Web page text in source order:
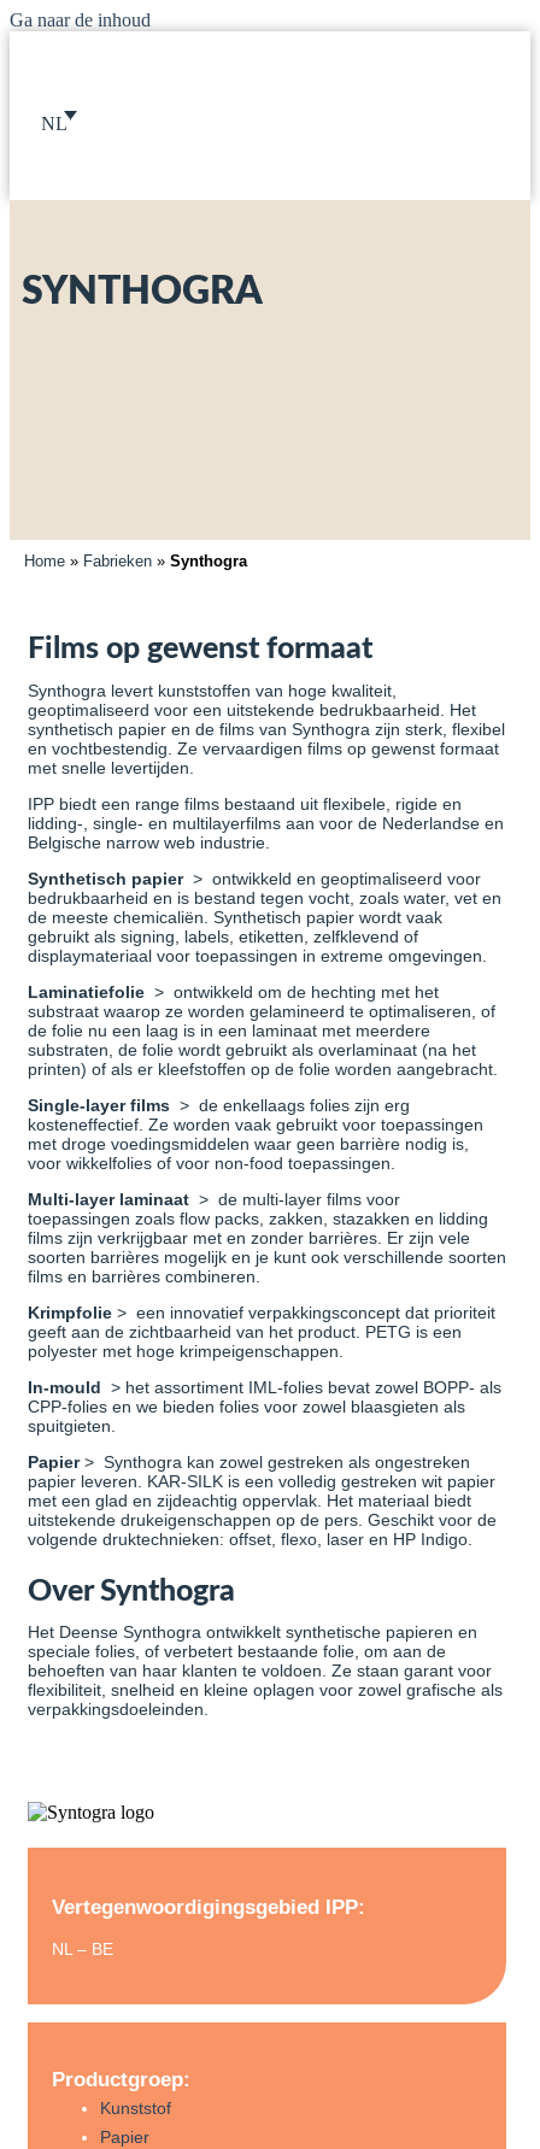
Ga naar de inhoud
NL
SYNTHOGRA
Home » Fabrieken » Synthogra
Films op gewenst formaat
Synthogra levert kunststoffen van hoge kwaliteit,
geoptimaliseerd voor een uitstekende bedrukbaarheid. Het
synthetisch papier en de films van Synthogra zijn sterk, flexibel
en vochtbestendig. Ze vervaardigen films op gewenst formaat
met snelle levertijden.
IPP biedt een range films bestaand uit flexibele, rigide en
lidding-, single- en multilayerfilms aan voor de Nederlandse en
Belgische narrow web industrie.
Synthetisch papier> ontwikkeld en geoptimaliseerd voor
bedrukbaarheid en is bestand tegen vocht, zoals water, vet en
de meeste chemicaliën. Synthetisch papier wordt vaak
gebruikt als signing, labels, etiketten, zelfklevend of
displaymateriaal voor toepassingen in extreme omgevingen.
Laminatiefolie > ontwikkeld om de hechting met het
substraat waarop ze worden gelamineerd te optimaliseren, of
de folie nu een laag is in een laminaat met meerdere
substraten, de folie wordt gebruikt als overlaminaat (na het
printen) of als er kleefstoffen op de folie worden aangebracht.
Single-layer films > de enkellaags folies zijn erg
kosteneffectief. Ze worden vaak gebruikt voor toepassingen
met droge voedingsmiddelen waar geen barrière nodig is,
voor wikkelfolies of voor non-food toepassingen.
Multi-layer laminaat > de multi-layer films voor
toepassingen zoals flow packs, zakken, stazakken en lidding
films zijn verkrijgbaar met en zonder barrières. Er zijn vele
soorten barrières mogelijk en je kunt ook verschillende soorten
films en barrières combineren.
Krimpfolie > een innovatief verpakkingsconcept dat prioriteit
geeft aan de zichtbaarheid van het product. PETG is een
polyester met hoge krimpeigenschappen.
In-mould > het assortiment IML-folies bevat zowel BOPP- als
CPP-folies en we bieden folies voor zowel blaasgieten als
spuitgieten.
Papier> Synthogra kan zowel gestreken als ongestreken
papier leveren. KAR-SILK is een volledig gestreken wit papier
met een glad en zijdeachtig oppervlak. Het materiaal biedt
uitstekende drukeigenschappen op de pers. Geschikt voor de
volgende druktechnieken: offset, flexo, laser en HP Indigo.
Over Synthogra
Het Deense Synthogra ontwikkelt synthetische papieren en
speciale folies, of verbetert bestaande folie, om aan de
behoeften van haar klanten te voldoen. Ze staan garant voor
flexibiliteit, snelheid en kleine oplagen voor zowel grafische als
verpakkingsdoeleinden.
Vertegenwoordigingsgebied IPP:
NL – BE
Productgroep:
Kunststof
Papier